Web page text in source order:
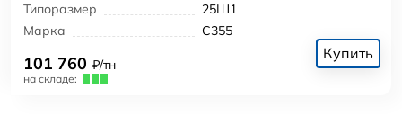
Типоразмер
25Ш1
Марка
С355
101 760 ₽/тн
на складе:
Купить